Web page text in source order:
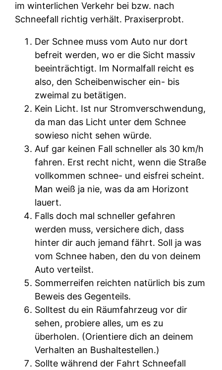
im winterlichen Verkehr bei bzw. nach
Schneefall richtig verhält. Praxiserprobt.
Der Schnee muss vom Auto nur dort
befreit werden, wo er die Sicht massiv
beeinträchtigt. Im Normalfall reicht es
also, den Scheibenwischer ein- bis
zweimal zu betätigen.
Kein Licht. Ist nur Stromverschwendung,
da man das Licht unter dem Schnee
sowieso nicht sehen würde.
Auf gar keinen Fall schneller als 30 km/h
fahren. Erst recht nicht, wenn die Straße
vollkommen schnee- und eisfrei scheint.
Man weiß ja nie, was da am Horizont
lauert.
Falls doch mal schneller gefahren
werden muss, versichere dich, dass
hinter dir auch jemand fährt. Soll ja was
vom Schnee haben, den du von deinem
Auto verteilst.
Sommerreifen reichten natürlich bis zum
Beweis des Gegenteils.
Solltest du ein Räumfahrzeug vor dir
sehen, probiere alles, um es zu
überholen. (Orientiere dich an deinem
Verhalten an Bushaltestellen.)
Sollte während der Fahrt Schneefall